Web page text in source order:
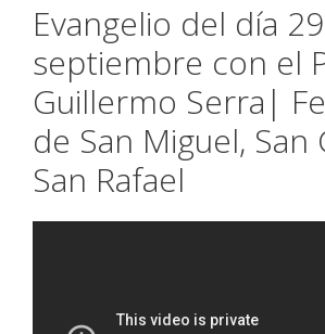
Evangelio del día
septiembre con el
Guillermo Serra|
de San Miguel, San
San Rafael